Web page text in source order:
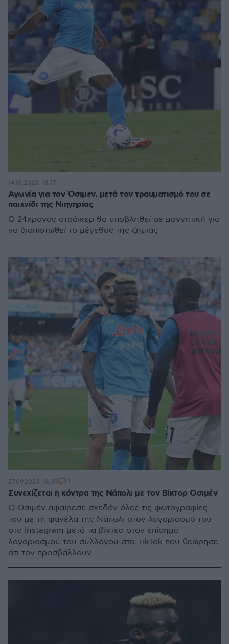
Αγωνία για τον Όσιμεν, μετά τον τραυματισμό του σε
παιχνίδι της Νιηγηρίας
Ο 24χρονος στράικερ θα υποβληθεί σε μαγνητική για
να διαπιστωθεί το μέγεθος της ζημιάς
14.10.2023, 18:17
Συνεχίζεται η κόντρα της Νάπολι με τον Βίκτορ Οσιμέν
Ο Οσιμέν αφαίρεσε σχεδόν όλες τις φωτογραφίες
του με τη φανέλα της Νάπολι στον λογαριασμό του
στο Instagram μετά τα βίντεο στον επίσημο
λογαριασμού του συλλόγου στο TikTok που θεώρησε
ότι τον προσβάλλουν
27.09.2023, 16:39 1